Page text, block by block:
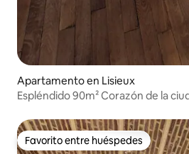
Apartamento en Lisieux
Espléndido 90m² Corazón de la
Favorito entre huéspedes
Favorito entre huéspedes